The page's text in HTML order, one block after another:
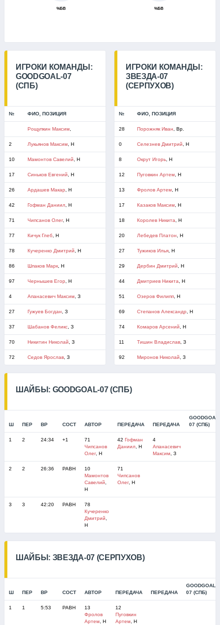
%БВ %БВ
ИГРОКИ КОМАНДЫ:
GOODGOAL-07
(СПБ)
№ ФИО, ПОЗИЦИЯ
Рощупкин Максим,
2 Лукьянов Максим, Н
10 Мамонтов Савелий , Н
17 Синьков Евгений , Н
26 Ардашев Макар , Н
42 Гофман Даниил, Н
71 Чипсанов Олег, Н
77 Кичук Глеб, Н
78 Кучеренко Дмитрий , Н
86 Шпаков Марк, Н
97 Чернышев Егор , Н
4 Апанасевич Максим, З
27 Гужуев Богдан , З
37 Шабанов Феликс, З
70 Никитин Николай , З
72 Седов Ярослав, З
ИГРОКИ КОМАНДЫ:
ЗВЕЗДА-07
(СЕРПУХОВ)
№ ФИО, ПОЗИЦИЯ
28 Порожняк Иван , Вр.
0 Селезнев Дмитрий , Н
8 Окрут Игорь, Н
12 Пуговкин Артем, Н
13 Фролов Артем, Н
17 Казаков Максим, Н
18 Королев Никита , Н
20 Лебедев Платон , Н
27 Тужиков Илья, Н
29 Дербин Дмитрий , Н
44 Дмитриев Никита , Н
51 Озеров Филипп, Н
69 Степанов Александр , Н
74 Комаров Арсений , Н
11 Тишин Владислав, З
92 Миронов Николай , З
ШАЙБЫ: GOODGOAL-07 (СПБ)
Ш ПЕР ВР СОСТ АВТОР ПЕРЕДАЧА ПЕРЕДАЧА
GOODGOAL-
07 (СПБ)
1 2 24:34 +1
71
Чипсанов
Олег, Н
42 Гофман
Даниил, Н
4
Апанасевич
Максим, З
2 2 26:36 РАВН
10
Мамонтов
Савелий
Н
71
Чипсанов
Олег, Н
3 3 42:20 РАВН
78
Кучеренко
Дмитрий
Н
ШАЙБЫ: ЗВЕЗДА-07 (СЕРПУХОВ)
Ш ПЕР ВР СОСТ АВТОР ПЕРЕДАЧА ПЕРЕДАЧА
GOODGOAL-
07 (СПБ)
1 1 5:53 РАВН
13
Фролов
Артем, Н
12
Пуговкин
Артем, Н